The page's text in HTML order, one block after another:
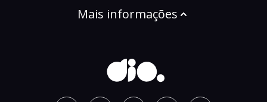
Mais informações